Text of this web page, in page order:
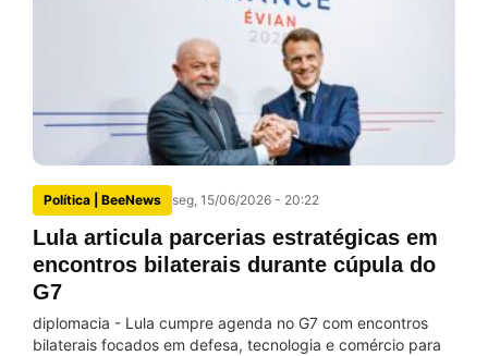
Política | BeeNews seg, 15/06/2026 - 20:22
Lula articula parcerias estratégicas em
encontros bilaterais durante cúpula do
G7
diplomacia - Lula cumpre agenda no G7 com encontros
bilaterais focados em defesa, tecnologia e comércio para